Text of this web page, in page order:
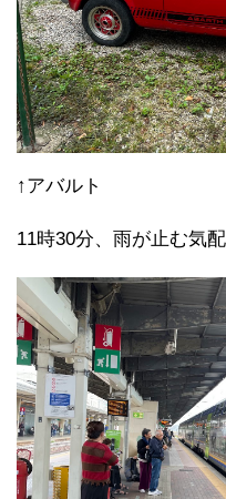
↑アバルト
11時30分、雨が止む気